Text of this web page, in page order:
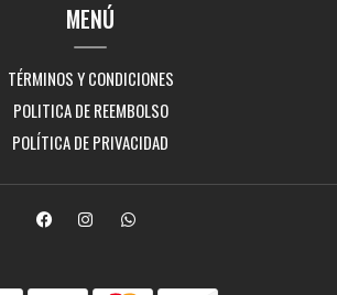
MENÚ
TÉRMINOS Y CONDICIONES
POLITICA DE REEMBOLSO
POLÍTICA DE PRIVACIDAD